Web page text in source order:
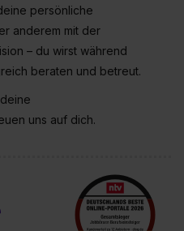
persönliche
anderem mit der
– du wirst während
beraten und betreut.
uns auf dich.